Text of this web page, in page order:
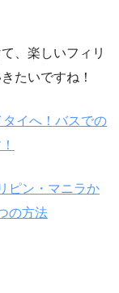
、楽しいフィリ
たいですね！
タイへ！バスでの
ピン・マニラか
の方法